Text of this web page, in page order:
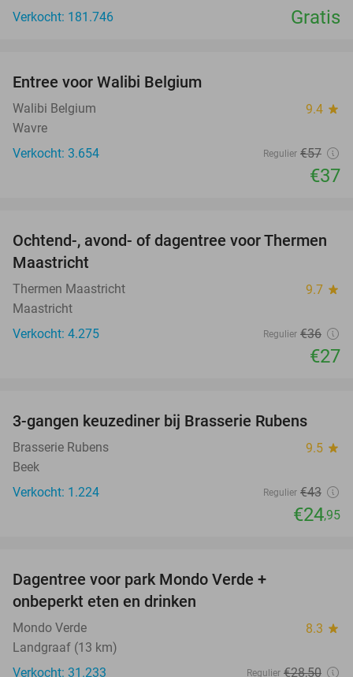
Verkocht: 181.746
Gratis
Entree voor Walibi Belgium
Walibi Belgium 9.4 star
Wavre
Verkocht: 3.654
Regulier €57
€37
25%
Ochtend-, avond- of dagentree voor Thermen
Maastricht
Thermen Maastricht 9.7 star
Maastricht
Verkocht: 4.275
Regulier €36
€27
42%
3-gangen keuzediner bij Brasserie Rubens
Brasserie Rubens 9.5 star
Beek
Verkocht: 1.224
Regulier €43
€24,95
Dagentree voor park Mondo Verde +
onbeperkt eten en drinken
Mondo Verde 8.3 star
Landgraaf (13 km)
Verkocht: 31.233
Regulier €28,50